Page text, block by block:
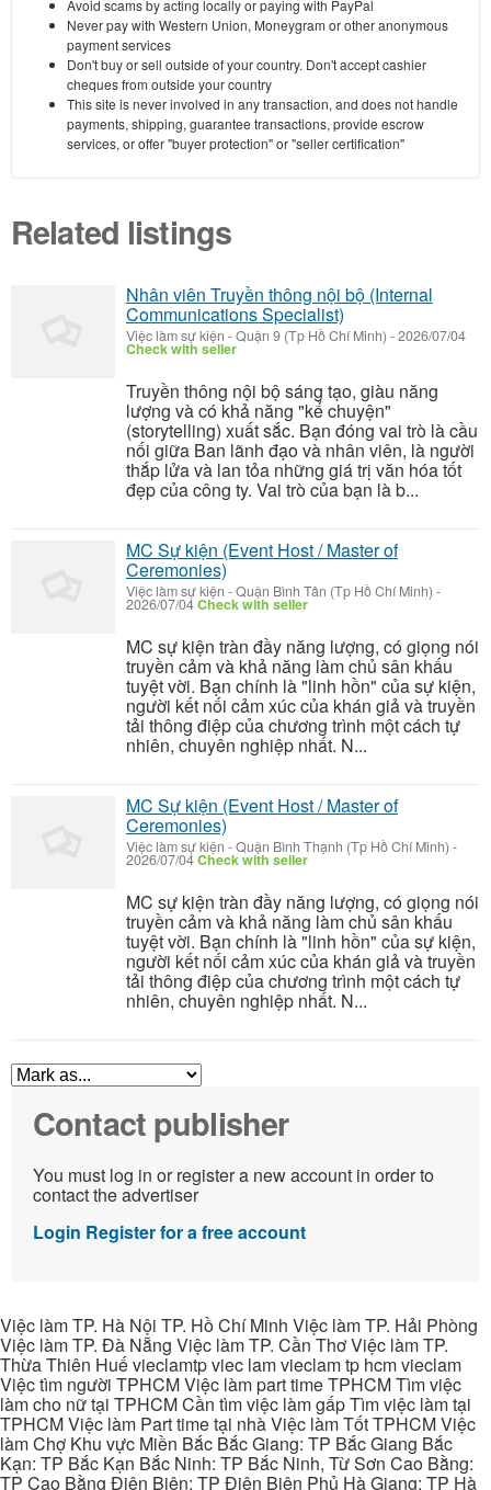
Avoid scams by acting locally or paying with PayPal
Never pay with Western Union, Moneygram or other anonymous
payment services
Don't buy or sell outside of your country. Don't accept cashier
cheques from outside your country
This site is never involved in any transaction, and does not handle
payments, shipping, guarantee transactions, provide escrow
services, or offer "buyer protection" or "seller certification"
Related listings
Nhân viên Truyền thông nội bộ (Internal
Communications Specialist)
Việc làm sự kiện -Quận 9 (Tp Hồ Chí Minh) -2026/07/04
Check with seller
Truyền thông nội bộ sáng tạo, giàu năng
lượng và có khả năng "kể chuyện"
(storytelling) xuất sắc. Bạn đóng vai trò là cầu
nối giữa Ban lãnh đạo và nhân viên, là người
thắp lửa và lan tỏa những giá trị văn hóa tốt
đẹp của công ty. Vai trò của bạn là b...
MC Sự kiện (Event Host / Master of
Ceremonies)
Việc làm sự kiện -Quận Bình Tân (Tp Hồ Chí Minh) -
2026/07/04Check with seller
MC sự kiện tràn đầy năng lượng, có giọng nói
truyền cảm và khả năng làm chủ sân khấu
tuyệt vời. Bạn chính là "linh hồn" của sự kiện,
người kết nối cảm xúc của khán giả và truyền
tải thông điệp của chương trình một cách tự
nhiên, chuyên nghiệp nhất. N...
MC Sự kiện (Event Host / Master of
Ceremonies)
Việc làm sự kiện -Quận Bình Thạnh (Tp Hồ Chí Minh) -
2026/07/04Check with seller
MC sự kiện tràn đầy năng lượng, có giọng nói
truyền cảm và khả năng làm chủ sân khấu
tuyệt vời. Bạn chính là "linh hồn" của sự kiện,
người kết nối cảm xúc của khán giả và truyền
tải thông điệp của chương trình một cách tự
nhiên, chuyên nghiệp nhất. N...
Contact publisher
You must log in or register a new account in order to
contact the advertiser
Login Register for a free account
Việc làm TP. Hà Nội TP. Hồ Chí Minh Việc làm TP. Hải Phòng
Việc làm TP. Đà Nẵng Việc làm TP. Cần Thơ Việc làm TP.
Thừa Thiên Huế vieclamtp viec lam vieclam tp hcm vieclam
Việc tìm người TPHCM Việc làm part time TPHCM Tìm việc
làm cho nữ tại TPHCM Cần tìm việc làm gấp Tìm việc làm tại
TPHCM Việc làm Part time tại nhà Việc làm Tốt TPHCM Việc
làm Chợ Khu vực Miền Bắc Bắc Giang: TP Bắc Giang Bắc
Kạn: TP Bắc Kạn Bắc Ninh: TP Bắc Ninh, Từ Sơn Cao Bằng:
TP Cao Bằng Điện Biên: TP Điện Biên Phủ Hà Giang: TP Hà